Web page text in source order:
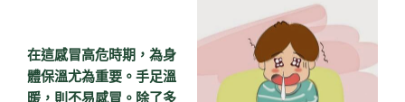
在這感冒高危時期，為身
體保溫尤為重要。手足溫
暖，則不易感冒。除了多